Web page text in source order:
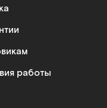
работы